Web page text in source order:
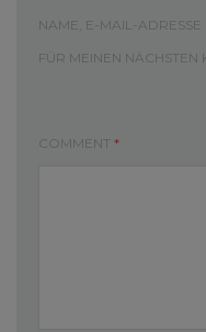
NAME, E-MAIL-
FÜR MEINEN NÄCHSTEN
COMMENT *